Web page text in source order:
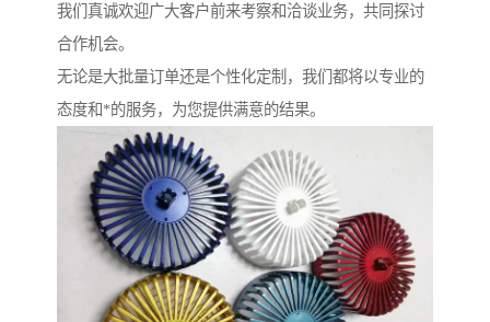
我们真诚欢迎广大客户前来考察和洽谈业务，共同探讨
合作机会。
无论是大批量订单还是个性化定制，我们都将以专业的
态度和*的服务，为您提供满意的结果。